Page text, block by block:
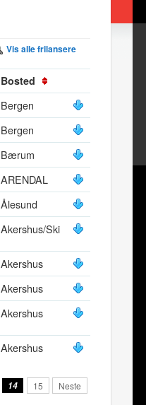
Vis alle frilansere
Bosted
Bergen
Bergen
Bærum
ARENDAL
Ålesund
Akershus/Ski
Akershus
Akershus
Akershus
Akershus
14 15 Neste